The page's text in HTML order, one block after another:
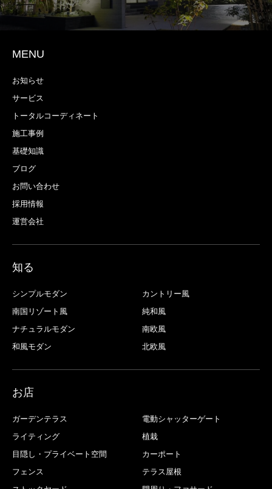
MENU
お知らせ
サービス
トータルコーディネート
施工事例
基礎知識
ブログ
お問い合わせ
採用情報
運営会社
知る
シンプルモダン
カントリー風
南国リゾート風
純和風
ナチュラルモダン
南欧風
和風モダン
北欧風
お店
ガーデンテラス
電動シャッターゲート
ライティング
植栽
目隠し・プライベート空間
カーポート
フェンス
テラス屋根